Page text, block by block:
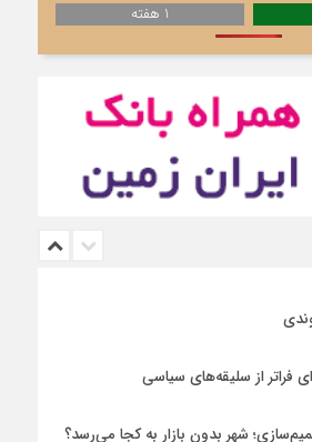
1 هفته
فراتر از سلیقه‌های سیاسی
شهر بدون بازار به کجا می‌رسد؟